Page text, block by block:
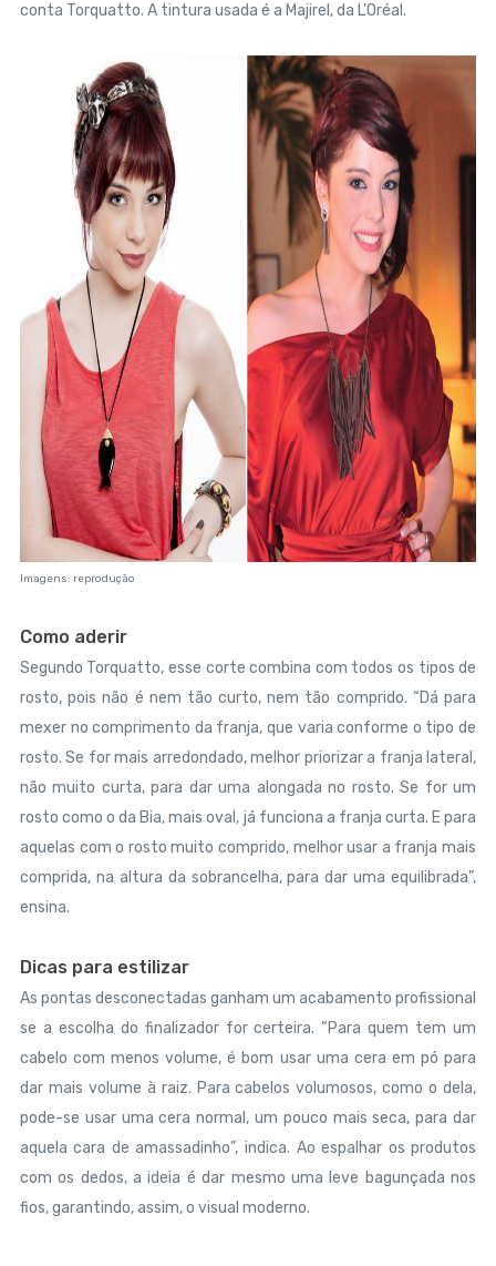
conta Torquatto. A tintura usada é a Majirel, da L’Oréal.
Imagens: reprodução
Como aderir
Segundo Torquatto, esse corte combina com todos os tipos de
rosto, pois não é nem tão curto, nem tão comprido. “Dá para
mexer no comprimento da franja, que varia conforme o tipo de
rosto. Se for mais arredondado, melhor priorizar a franja lateral,
não muito curta, para dar uma alongada no rosto. Se for um
rosto como o da Bia, mais oval, já funciona a franja curta. E para
aquelas com o rosto muito comprido, melhor usar a franja mais
comprida, na altura da sobrancelha, para dar uma equilibrada”,
ensina.
Dicas para estilizar
As pontas desconectadas ganham um acabamento profissional
se a escolha do finalizador for certeira. “Para quem tem um
cabelo com menos volume, é bom usar uma cera em pó para
dar mais volume à raiz. Para cabelos volumosos, como o dela,
pode-se usar uma cera normal, um pouco mais seca, para dar
aquela cara de amassadinho”, indica. Ao espalhar os produtos
com os dedos, a ideia é dar mesmo uma leve bagunçada nos
fios, garantindo, assim, o visual moderno.